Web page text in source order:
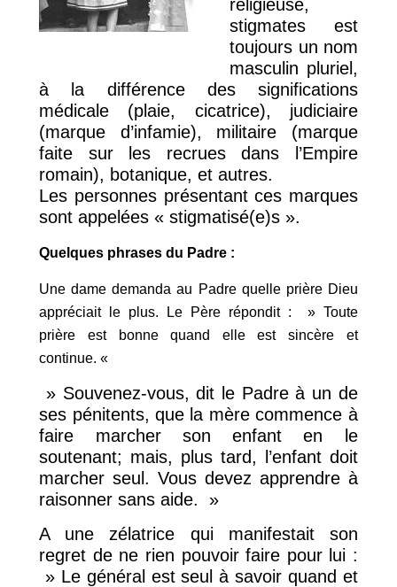
religieuse,
stigmates est
toujours un nom
masculin pluriel,
à la différence des significations
médicale (plaie, cicatrice), judiciaire
(marque d’infamie), militaire (marque
faite sur les recrues dans l’Empire
romain), botanique, et autres.
Les personnes présentant ces marques
sont appelées « stigmatisé(e)s ».
Quelques phrases du Padre :
Une dame demanda au Padre quelle prière Dieu
appréciait le plus. Le Père répondit : » Toute
prière est bonne quand elle est sincère et
continue. «
» Souvenez-vous, dit le Padre à un de
ses pénitents, que la mère commence à
faire marcher son enfant en le
soutenant; mais, plus tard, l’enfant doit
marcher seul. Vous devez apprendre à
raisonner sans aide. »
A une zélatrice qui manifestait son
regret de ne rien pouvoir faire pour lui :
» Le général est seul à savoir quand et